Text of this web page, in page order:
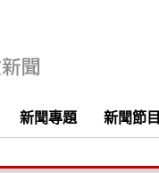
新聞專題 新聞節目